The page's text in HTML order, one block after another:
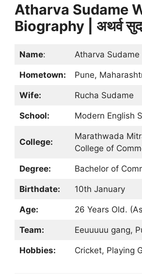
Atharva Sudame
Biography | अथर्व
Name: Atharva Sudame
Hometown: Pune,
Wife: Rucha Sudame
School: Modern English
College:
Marathwada
College of
Degree: Bachelor of
Birthdate: 10th January
Age: 26 Years Old.
Team: Eeuuuuu gang,
Hobbies: Cricket, Playing